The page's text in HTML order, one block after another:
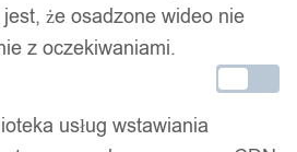
Sikorski
że osadzone wideo nie
z oczekiwaniami.
usług wstawiania